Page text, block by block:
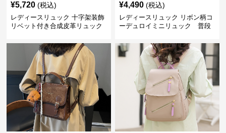
¥5,720 (税込)
レディースリュック 十字架装飾
リベット付き合成皮革リュック
¥4,490 (税込)
レディースリュック リボン柄コ
ーデュロイミニリュック 普段